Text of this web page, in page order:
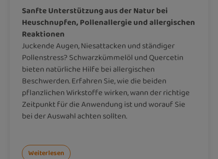
Sanfte Unterstützung aus der Natur bei
Heuschnupfen, Pollenallergie und allergischen
Reaktionen
Juckende Augen, Niesattacken und ständiger
Pollenstress? Schwarzkümmelöl und Quercetin
bieten natürliche Hilfe bei allergischen
Beschwerden. Erfahren Sie, wie die beiden
pflanzlichen Wirkstoffe wirken, wann der richtige
Zeitpunkt für die Anwendung ist und worauf Sie
bei der Auswahl achten sollten.
Weiterlesen